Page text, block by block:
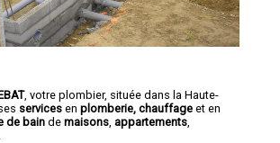
, votre plombier, située dans la Haute-
services en plomberie, chauffage et en
de bain de maisons appartements